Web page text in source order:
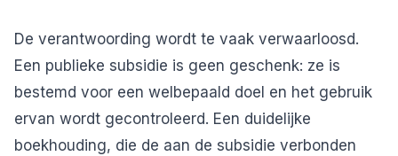
De verantwoording wordt te vaak verwaarloosd.
Een publieke subsidie is geen geschenk: ze is
bestemd voor een welbepaald doel en het gebruik
ervan wordt gecontroleerd. Een duidelijke
boekhouding, die de aan de subsidie verbonden